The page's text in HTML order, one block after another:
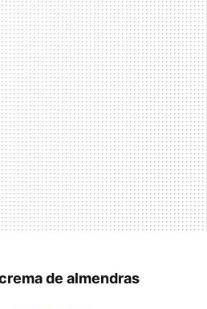
de almendras